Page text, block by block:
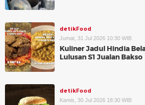
detikFood
Jumat, 31 Jul 2026 10:30 WIB
Kuliner Jadul Hindia
Lulusan S1 Jualan Bakso
detikFood
Kamis, 30 Jul 2026 18:30 WIB